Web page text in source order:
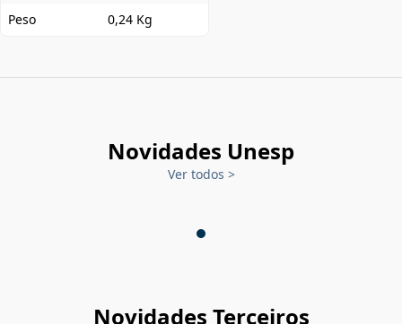
Peso
0,24 Kg
Novidades Unesp
Ver todos >
Novidades Terceiros